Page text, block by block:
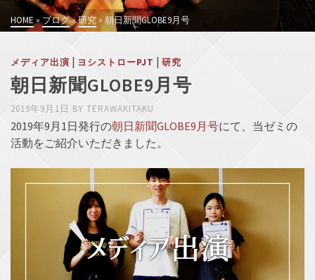
HOME » ブログ»研究 » 朝日新聞GLOBE9月号
メディア出演 | ヨシストローPJT | 研究
朝日新聞GLOBE9月号
2019年9月1日 BY TERAWAKITAKU
2019年9月1日発行の朝日新聞GLOBE9月号にて、当ゼミの
活動をご紹介いただきました。